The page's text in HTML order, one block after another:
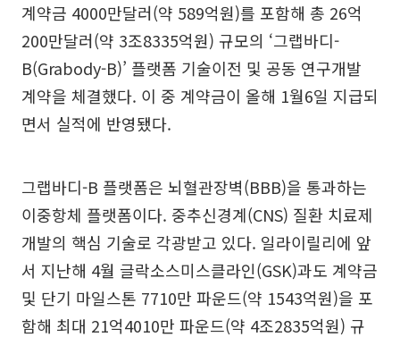
계약금 4000만달러(약 589억원)를 포함해 총 26억
200만달러(약 3조8335억원) 규모의 ‘그랩바디-
B(Grabody-B)’ 플랫폼 기술이전 및 공동 연구개발
계약을 체결했다. 이 중 계약금이 올해 1월6일 지급되
면서 실적에 반영됐다.
그랩바디-B 플랫폼은 뇌혈관장벽(BBB)을 통과하는
이중항체 플랫폼이다. 중추신경계(CNS) 질환 치료제
개발의 핵심 기술로 각광받고 있다. 일라이릴리에 앞
서 지난해 4월 글락소스미스클라인(GSK)과도 계약금
및 단기 마일스톤 7710만 파운드(약 1543억원)을 포
함해 최대 21억4010만 파운드(약 4조2835억원) 규